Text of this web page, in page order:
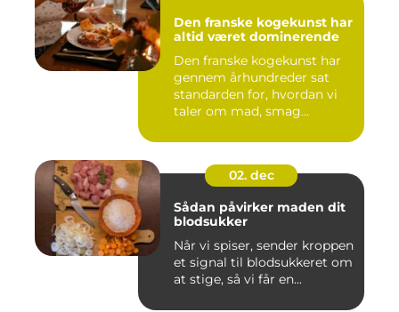
Den franske kogekunst har
altid været dominerende
Den franske kogekunst har
gennem århundreder sat
standarden for, hvordan vi
taler om mad, smag...
02. dec
Sådan påvirker maden dit
blodsukker
Når vi spiser, sender kroppen
et signal til blodsukkeret om
at stige, så vi får en...